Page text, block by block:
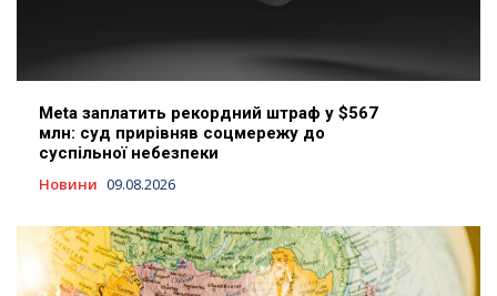
Meta заплатить рекордний штраф у $567
млн: суд прирівняв соцмережу до
суспільної небезпеки
Новини 09.08.2026